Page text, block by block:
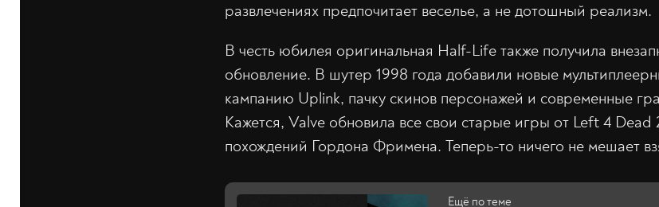
развлечениях предпочитает веселье, а не дотошный реализм.
В честь юбилея оригинальная Half-Life также получила
обновление. В шутер 1998 года добавили новые
кампанию Uplink, пачку скинов персонажей и современные
Кажется, Valve обновила все свои старые игры от Left 4 Dead
похождений Гордона Фримена. Теперь-то ничего не мешает